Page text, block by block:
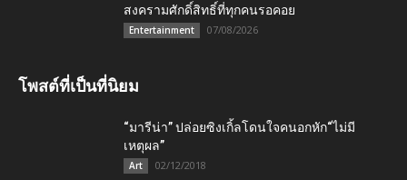
สงครามศักดิ์สิทธิ์ที่ทุกคนรอคอย
Entertainment 07/08/2026
โพสต์ที่เป็นที่นิยม
“มารีน่า” ปล่อยซิงเกิ้ลโดนใจคนอกหัก“ไม่มี
เหตุผล”
Art 02/12/2018